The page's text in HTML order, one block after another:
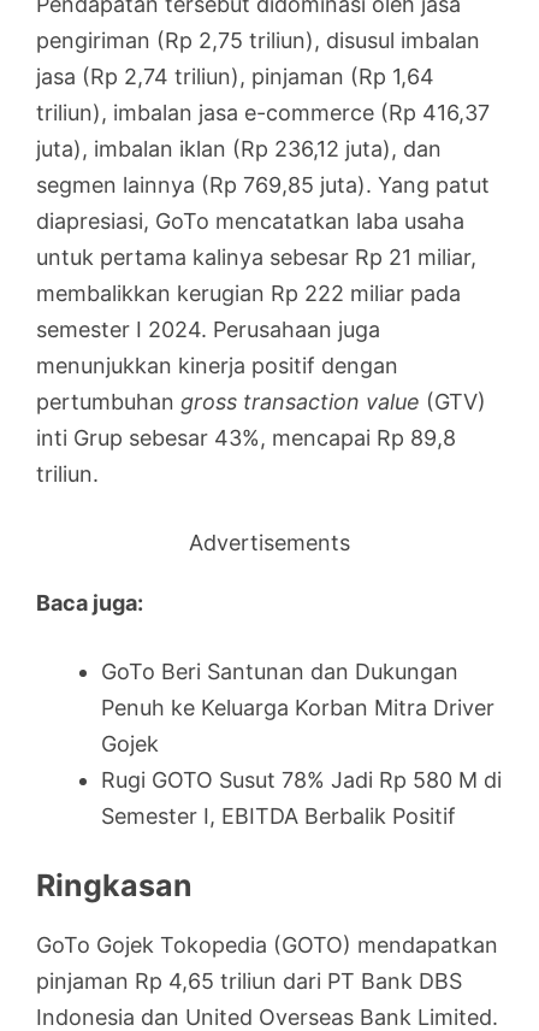
pengiriman (Rp 2,75 triliun), disusul imbalan
jasa (Rp 2,74 triliun), pinjaman (Rp 1,64
triliun), imbalan jasa e-commerce (Rp 416,37
juta), imbalan iklan (Rp 236,12 juta), dan
segmen lainnya (Rp 769,85 juta). Yang patut
diapresiasi, GoTo mencatatkan laba usaha
untuk pertama kalinya sebesar Rp 21 miliar,
membalikkan kerugian Rp 222 miliar pada
semester I 2024. Perusahaan juga
menunjukkan kinerja positif dengan
pertumbuhan gross transaction value (GTV)
inti Grup sebesar 43%, mencapai Rp 89,8
triliun.
Advertisements
Baca juga:
GoTo Beri Santunan dan Dukungan
Penuh ke Keluarga Korban Mitra Driver
Gojek
Rugi GOTO Susut 78% Jadi Rp 580 M di
Semester I, EBITDA Berbalik Positif
Ringkasan
GoTo Gojek Tokopedia (GOTO) mendapatkan
pinjaman Rp 4,65 triliun dari PT Bank DBS
Indonesia dan United Overseas Bank Limited.